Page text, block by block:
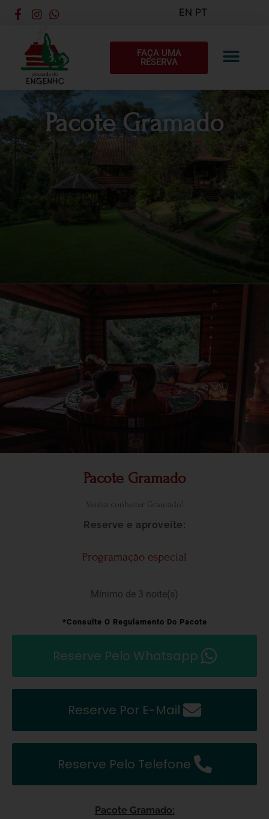
EN PT
FAÇA UMA
RESERVA
Pacote Gramado
Pacote Gramado
Venha conhecer Gramado!
Reserve e aproveite:
Programação especial
Mínimo de 3 noite(s)
*Consulte O Regulamento Do Pacote
Reserve Pelo Whatsapp
Reserve Por E-Mail
Reserve Pelo Telefone
Pacote Gramado: